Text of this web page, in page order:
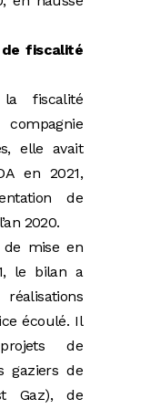
de fiscalité
fiscalité
elle avait
en 2021,
de
2020.
mise en
le bilan a
écoulé. Il
de
gaziers de
Gaz), de